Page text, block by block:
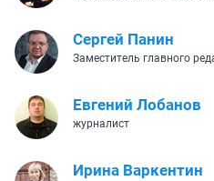
Сергей Панин
Заместитель главного
Евгений Лобанов
журналист
Ирина Варкентин